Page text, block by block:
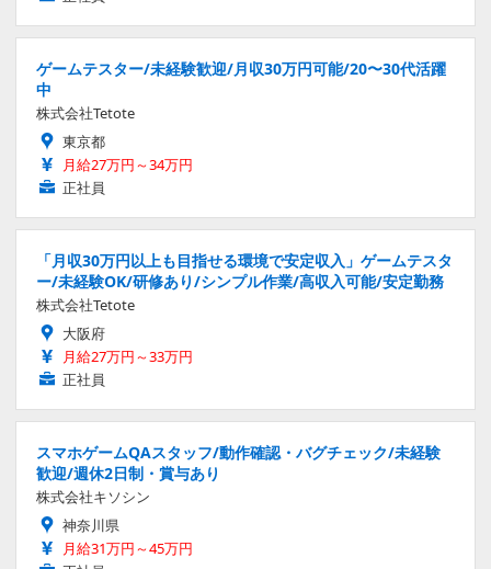
ゲームテスター/未経験歓迎/月収30万円可能/20〜30代活躍
中
株式会社Tetote
東京都
月給27万円～34万円
正社員
「月収30万円以上も目指せる環境で安定収入」ゲームテスタ
ー/未経験OK/研修あり/シンプル作業/高収入可能/安定勤務
株式会社Tetote
大阪府
月給27万円～33万円
正社員
スマホゲームQAスタッフ/動作確認・バグチェック/未経験
歓迎/週休2日制・賞与あり
株式会社キソシン
神奈川県
月給31万円～45万円